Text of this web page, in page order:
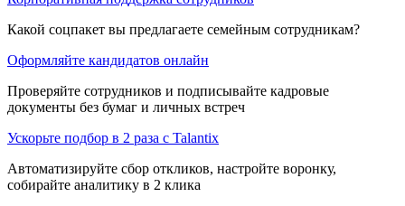
Какой соцпакет вы предлагаете семейным сотрудникам?
Оформляйте кандидатов онлайн
Проверяйте сотрудников и подписывайте кадровые
документы без бумаг и личных встреч
Ускорьте подбор в 2 раза с Talantix
Автоматизируйте сбор откликов, настройте воронку,
собирайте аналитику в 2 клика